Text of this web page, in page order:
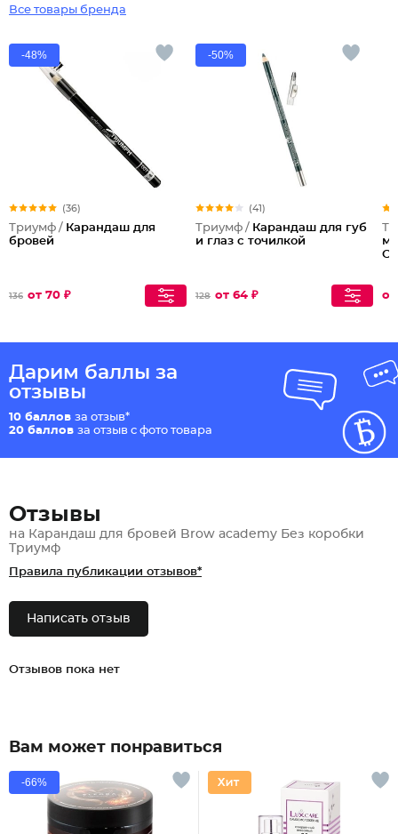
Все товары бренда
-48%
(36)
Триумф / Карандаш для
бровей
136 от 70 ₽
-50%
(41)
Триумф / Карандаш для губ
и глаз с точилкой
128 от 64 ₽
Дарим баллы за
отзывы
10 баллов за отзыв*
20 баллов за отзыв с фото товара
Отзывы
на Карандаш для бровей Brow academy Без коробки
Триумф
Правила публикации отзывов*
Написать отзыв
Отзывов пока нет
Вам может понравиться
-66%